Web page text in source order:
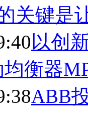
关键是
以创
衡器
ABB